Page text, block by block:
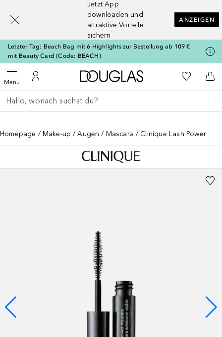
Jetzt App
downloaden und
attraktive Vorteile
sichern
ANZEIGEN
Letzter Tag: Beach Bag mit 6 Highlights zur Bestellung ab 109 €
mit Beauty Card (Code: BEACH)
MenüMenü öffnenZu Meinem Kundenkonto
Zur Douglas Startseite
Zu Meiner
Gehe zurück
Suche ausführen
Homepage Make-up Augen Mascara Clinique Lash Power
[navigation.slideout.screenreader]